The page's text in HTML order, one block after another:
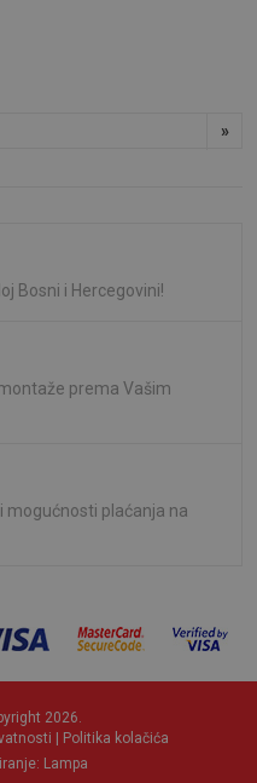
»
Bosni i Hercegovini!
prema Vašim
mogućnosti plaćanja na
2026.
Politika kolačića
Lampa